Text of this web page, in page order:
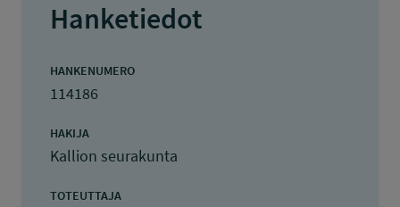
Hanketiedot
HANKENUMERO
114186
HAKIJA
Kallion seurakunta
TOTEUTTAJA